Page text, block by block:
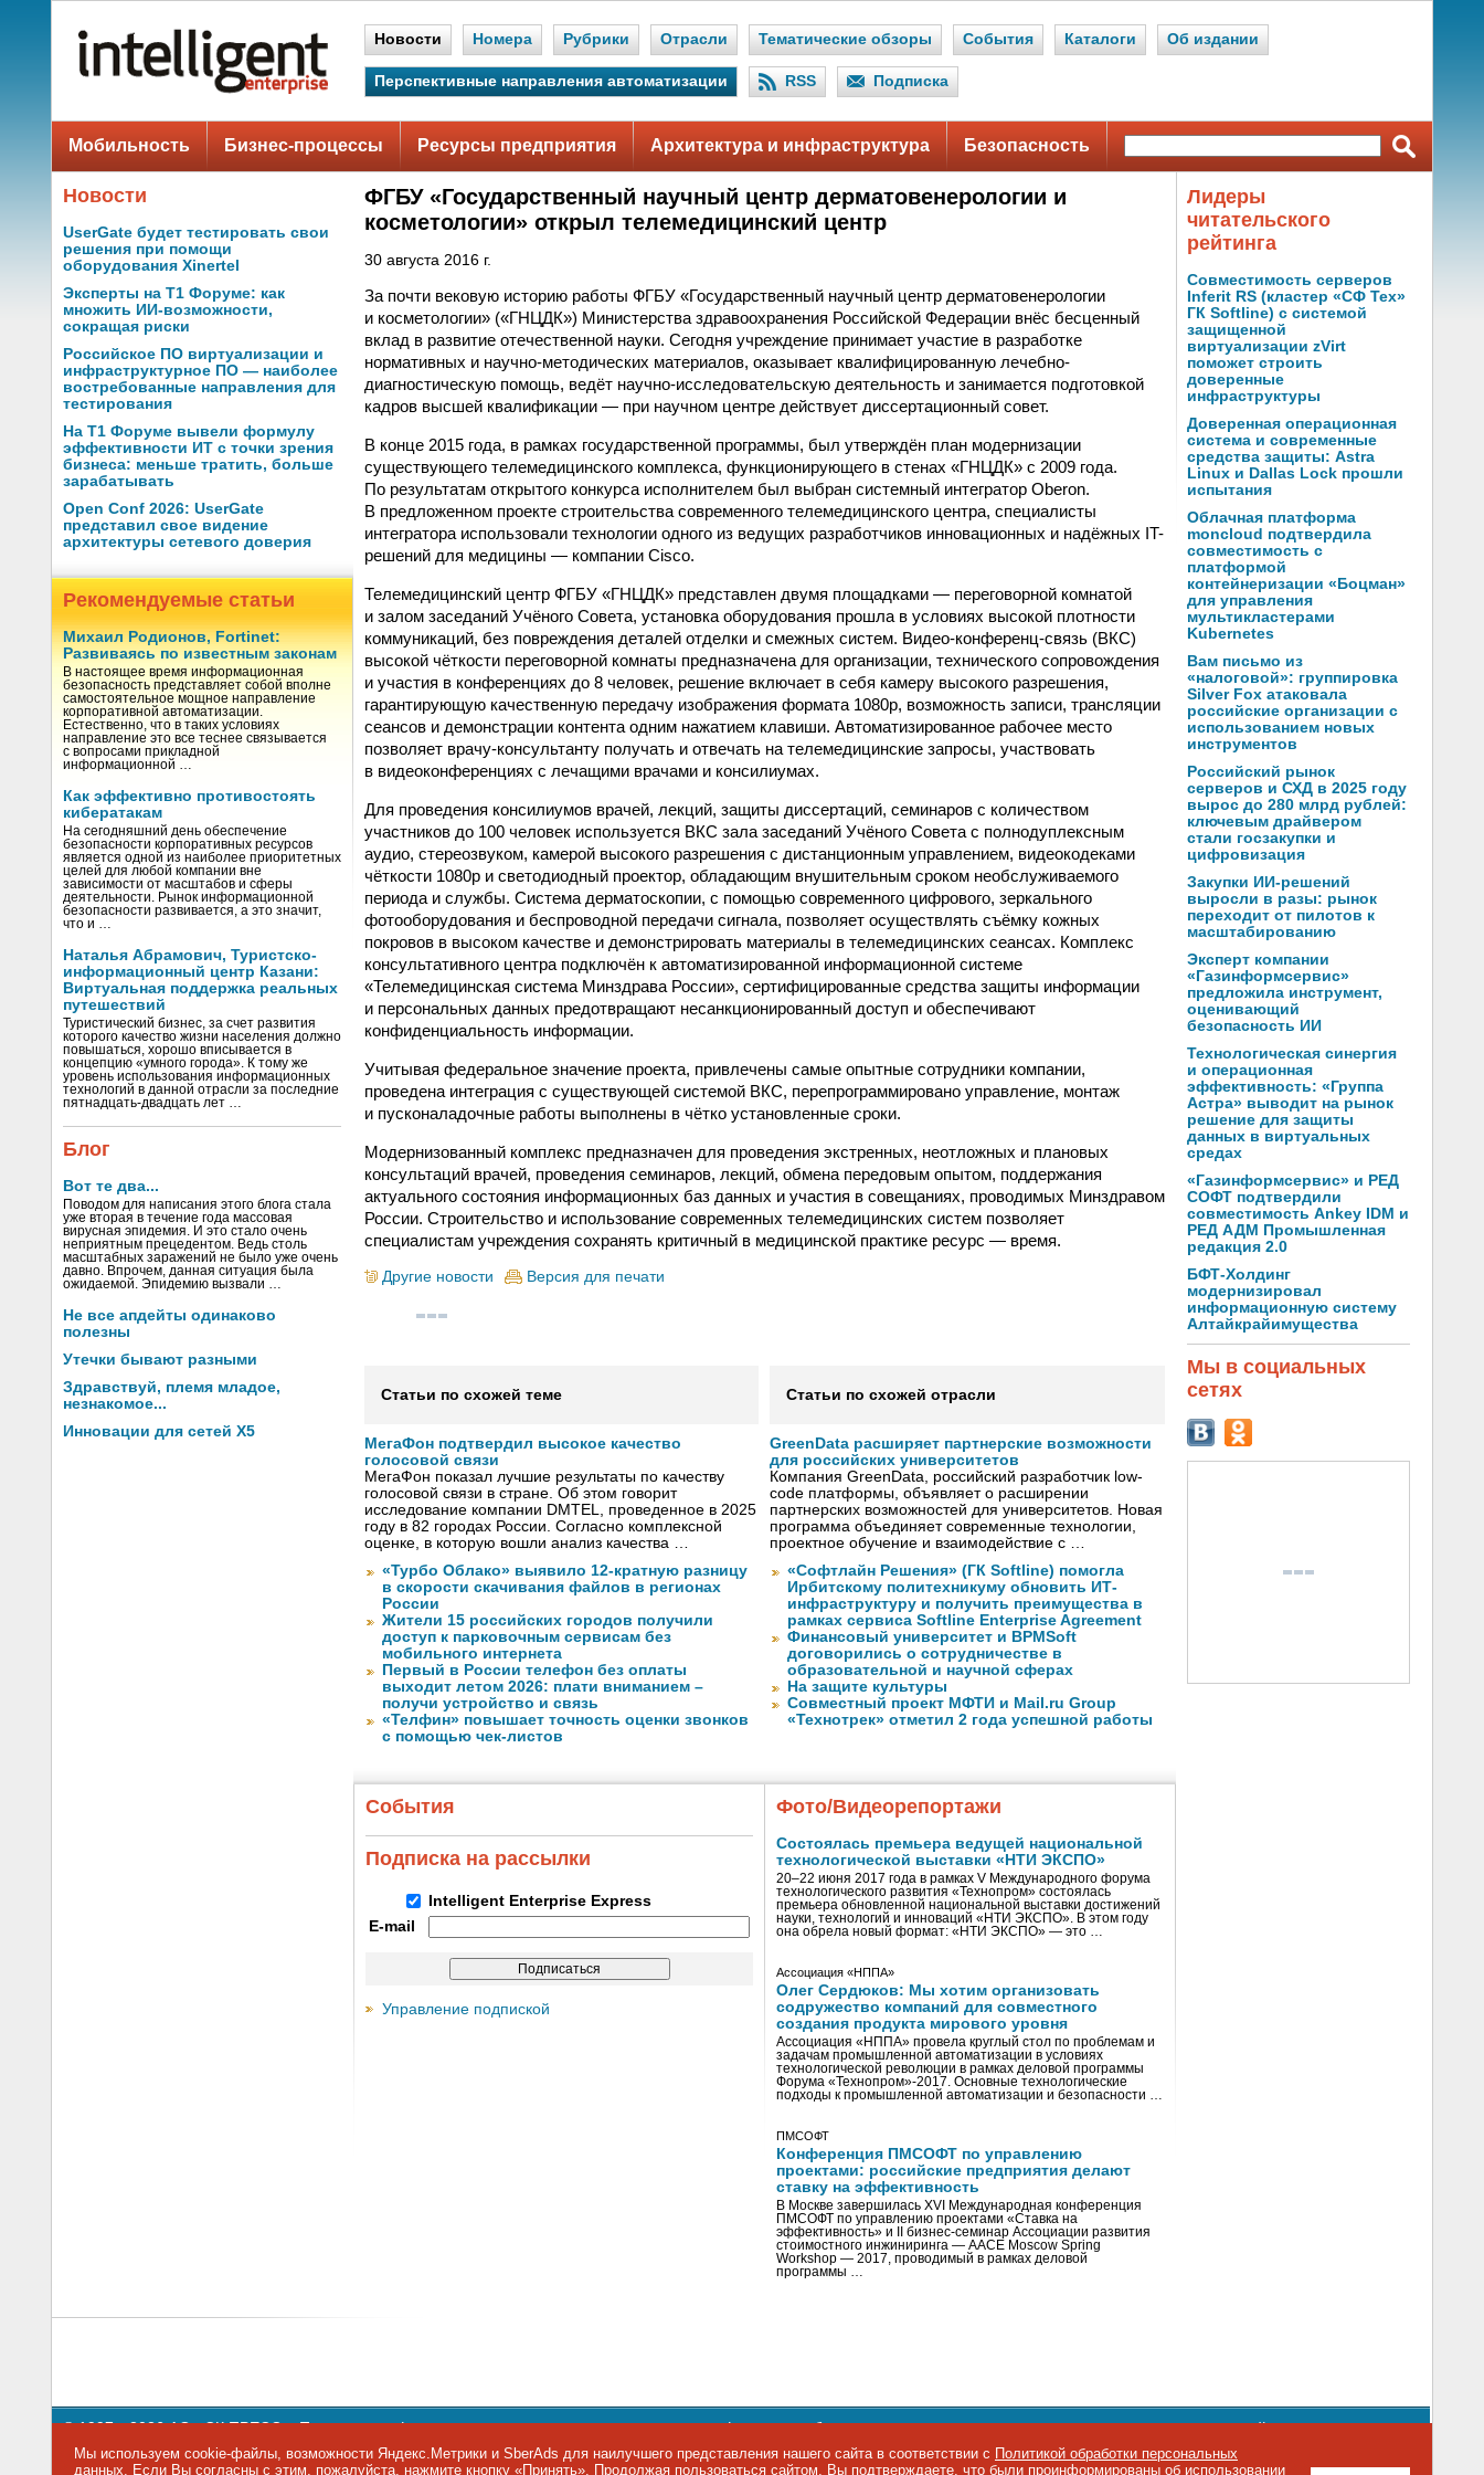
Новости Номера Рубрики Отрасли Тематические обзоры События Каталоги Об издании
Перспективные направления автоматизации RSS Подписка
Мобильность Бизнес-процессы Ресурсы предприятия Архитектура и инфраструктура Безопасность
Новости
UserGate будет тестировать свои
решения при помощи
оборудования Xinertel
Эксперты на Т1 Форуме: как
множить ИИ-возможности,
сокращая риски
Российское ПО виртуализации и
инфраструктурное ПО — наиболее
востребованные направления для
тестирования
На Т1 Форуме вывели формулу
эффективности ИТ с точки зрения
бизнеса: меньше тратить, больше
зарабатывать
Open Conf 2026: UserGate
представил свое видение
архитектуры сетевого доверия
Рекомендуемые статьи
Михаил Родионов, Fortinet:
Развиваясь по известным законам
В настоящее время информационная
безопасность представляет собой вполне
самостоятельное мощное направление
корпоративной автоматизации.
Естественно, что в таких условиях
направление это все теснее связывается
с вопросами прикладной
информационной …
Как эффективно противостоять
кибератакам
На сегодняшний день обеспечение
безопасности корпоративных ресурсов
является одной из наиболее приоритетных
целей для любой компании вне
зависимости от масштабов и сферы
деятельности. Рынок информационной
безопасности развивается, а это значит,
что и …
Наталья Абрамович, Туристско-
информационный центр Казани:
Виртуальная поддержка реальных
путешествий
Туристический бизнес, за счет развития
которого качество жизни населения должно
повышаться, хорошо вписывается в
концепцию «умного города». К тому же
уровень использования информационных
технологий в данной отрасли за последние
пятнадцать-двадцать лет …
Блог
Вот те два...
Поводом для написания этого блога стала
уже вторая в течение года массовая
вирусная эпидемия. И это стало очень
неприятным прецедентом. Ведь столь
масштабных заражений не было уже очень
давно. Впрочем, данная ситуация была
ожидаемой. Эпидемию вызвали …
Не все апдейты одинаково
полезны
Утечки бывают разными
Здравствуй, племя младое,
незнакомое...
Инновации для сетей X5
ФГБУ «Государственный научный центр дерматовенерологии и
косметологии» открыл телемедицинский центр
30 августа 2016 г.
За почти вековую историю работы ФГБУ «Государственный научный центр дерматовенерологии
и косметологии» («ГНЦДК») Министерства здравоохранения Российской Федерации внёс бесценный
вклад в развитие отечественной науки. Сегодня учреждение принимает участие в разработке
нормативных и научно-методических материалов, оказывает квалифицированную лечебно-
диагностическую помощь, ведёт научно-исследовательскую деятельность и занимается подготовкой
кадров высшей квалификации — при научном центре действует диссертационный совет.
В конце 2015 года, в рамках государственной программы, был утверждён план модернизации
существующего телемедицинского комплекса, функционирующего в стенах «ГНЦДК» с 2009 года.
По результатам открытого конкурса исполнителем был выбран системный интегратор Oberon.
В предложенном проекте строительства современного телемедицинского центра, специалисты
интегратора использовали технологии одного из ведущих разработчиков инновационных и надёжных IT-
решений для медицины — компании Cisco.
Телемедицинский центр ФГБУ «ГНЦДК» представлен двумя площадками — переговорной комнатой
и залом заседаний Учёного Совета, установка оборудования прошла в условиях высокой плотности
коммуникаций, без повреждения деталей отделки и смежных систем. Видео-конференц-связь (ВКС)
высокой чёткости переговорной комнаты предназначена для организации, технического сопровождения
и участия в конференциях до 8 человек, решение включает в себя камеру высокого разрешения,
гарантирующую качественную передачу изображения формата 1080p, возможность записи, трансляции
сеансов и демонстрации контента одним нажатием клавиши. Автоматизированное рабочее место
позволяет врачу-консультанту получать и отвечать на телемедицинские запросы, участвовать
в видеоконференциях с лечащими врачами и консилиумах.
Для проведения консилиумов врачей, лекций, защиты диссертаций, семинаров с количеством
участников до 100 человек используется ВКС зала заседаний Учёного Совета с полнодуплексным
аудио, стереозвуком, камерой высокого разрешения с дистанционным управлением, видеокодеками
чёткости 1080p и светодиодный проектор, обладающим внушительным сроком необслуживаемого
периода и службы. Система дерматоскопии, с помощью современного цифрового, зеркального
фотооборудования и беспроводной передачи сигнала, позволяет осуществлять съёмку кожных
покровов в высоком качестве и демонстрировать материалы в телемедицинских сеансах. Комплекс
консультативного центра подключён к автоматизированной информационной системе
«Телемедицинская система Минздрава России», сертифицированные средства защиты информации
и персональных данных предотвращают несанкционированный доступ и обеспечивают
конфиденциальность информации.
Учитывая федеральное значение проекта, привлечены самые опытные сотрудники компании,
проведена интеграция с существующей системой ВКС, перепрограммировано управление, монтаж
и пусконаладочные работы выполнены в чётко установленные сроки.
Модернизованный комплекс предназначен для проведения экстренных, неотложных и плановых
консультаций врачей, проведения семинаров, лекций, обмена передовым опытом, поддержания
актуального состояния информационных баз данных и участия в совещаниях, проводимых Минздравом
России. Строительство и использование современных телемедицинских систем позволяет
специалистам учреждения сохранять критичный в медицинской практике ресурс — время.
Другие новости Версия для печати
Статьи по схожей теме
МегаФон подтвердил высокое качество
голосовой связи
МегаФон показал лучшие результаты по качеству
голосовой связи в стране. Об этом говорит
исследование компании DMTEL, проведенное в 2025
году в 82 городах России. Согласно комплексной
оценке, в которую вошли анализ качества …
«Турбо Облако» выявило 12-кратную разницу
в скорости скачивания файлов в регионах
России
Жители 15 российских городов получили
доступ к парковочным сервисам без
мобильного интернета
Первый в России телефон без оплаты
выходит летом 2026: плати вниманием –
получи устройство и связь
«Телфин» повышает точность оценки звонков
с помощью чек-листов
Статьи по схожей отрасли
GreenData расширяет партнерские возможности
для российских университетов
Компания GreenData, российский разработчик low-
code платформы, объявляет о расширении
партнерских возможностей для университетов. Новая
программа объединяет современные технологии,
проектное обучение и взаимодействие с …
«Софтлайн Решения» (ГК Softline) помогла
Ирбитскому политехникуму обновить ИТ-
инфраструктуру и получить преимущества в
рамках сервиса Softline Enterprise Agreement
Финансовый университет и BPMSoft
договорились о сотрудничестве в
образовательной и научной сферах
На защите культуры
Совместный проект МФТИ и Mail.ru Group
«Технотрек» отметил 2 года успешной работы
События
Подписка на рассылки
Intelligent Enterprise Express
E-mail
Управление подпиской
Фото/Видеорепортажи
Состоялась премьера ведущей национальной
технологической выставки «НТИ ЭКСПО»
20–22 июня 2017 года в рамках V Международного форума
технологического развития «Технопром» состоялась
премьера обновленной национальной выставки достижений
науки, технологий и инноваций «НТИ ЭКСПО». В этом году
она обрела новый формат: «НТИ ЭКСПО» — это …
Ассоциация «НППА»
Олег Сердюков: Мы хотим организовать
содружество компаний для совместного
создания продукта мирового уровня
Ассоциация «НППА» провела круглый стол по проблемам и
задачам промышленной автоматизации в условиях
технологической революции в рамках деловой программы
Форума «Технопром»-2017. Основные технологические
подходы к промышленной автоматизации и безопасности …
ПМСОФТ
Конференция ПМСОФТ по управлению
проектами: российские предприятия делают
ставку на эффективность
В Москве завершилась XVI Международная конференция
ПМСОФТ по управлению проектами «Ставка на
эффективность» и II бизнес-семинар Ассоциации развития
стоимостного инжиниринга — AACE Moscow Spring
Workshop — 2017, проводимый в рамках деловой
программы …
Лидеры
читательского
рейтинга
Совместимость серверов
Inferit RS (кластер «СФ Тех»
ГК Softline) с системой
защищенной
виртуализации zVirt
поможет строить
доверенные
инфраструктуры
Доверенная операционная
система и современные
средства защиты: Astra
Linux и Dallas Lock прошли
испытания
Облачная платформа
moncloud подтвердила
совместимость с
платформой
контейнеризации «Боцман»
для управления
мультикластерами
Kubernetes
Вам письмо из
«налоговой»: группировка
Silver Fox атаковала
российские организации с
использованием новых
инструментов
Российский рынок
серверов и СХД в 2025 году
вырос до 280 млрд рублей:
ключевым драйвером
стали госзакупки и
цифровизация
Закупки ИИ-решений
выросли в разы: рынок
переходит от пилотов к
масштабированию
Эксперт компании
«Газинформсервис»
предложила инструмент,
оценивающий
безопасность ИИ
Технологическая синергия
и операционная
эффективность: «Группа
Астра» выводит на рынок
решение для защиты
данных в виртуальных
средах
«Газинформсервис» и РЕД
СОФТ подтвердили
совместимость Ankey IDM и
РЕД АДМ Промышленная
редакция 2.0
БФТ-Холдинг
модернизировал
информационную систему
Алтайкрайимущества
Мы в социальных
сетях
© 1997—2026 АО «СК ПРЕСС».Политика конфиденциальности персональных данных,информация об авторских правах и порядке использования материалов сайта
109147 г. Москва, ул. Марксистская, 34, строение 10. Телефон: +7 495 974-22-60. Факс: +7 495 974-22-63. E-mail:
siteeditor@iemag.ru
Мы используем cookie-файлы, возможности Яндекс.Метрики и SberAds для наилучшего представления нашего сайта в соответствии с Политикой обработки персональных
данных. Если Вы согласны с этим, пожалуйста, нажмите кнопку «Принять». Продолжая пользоваться сайтом, Вы подтверждаете, что были проинформированы об использовании